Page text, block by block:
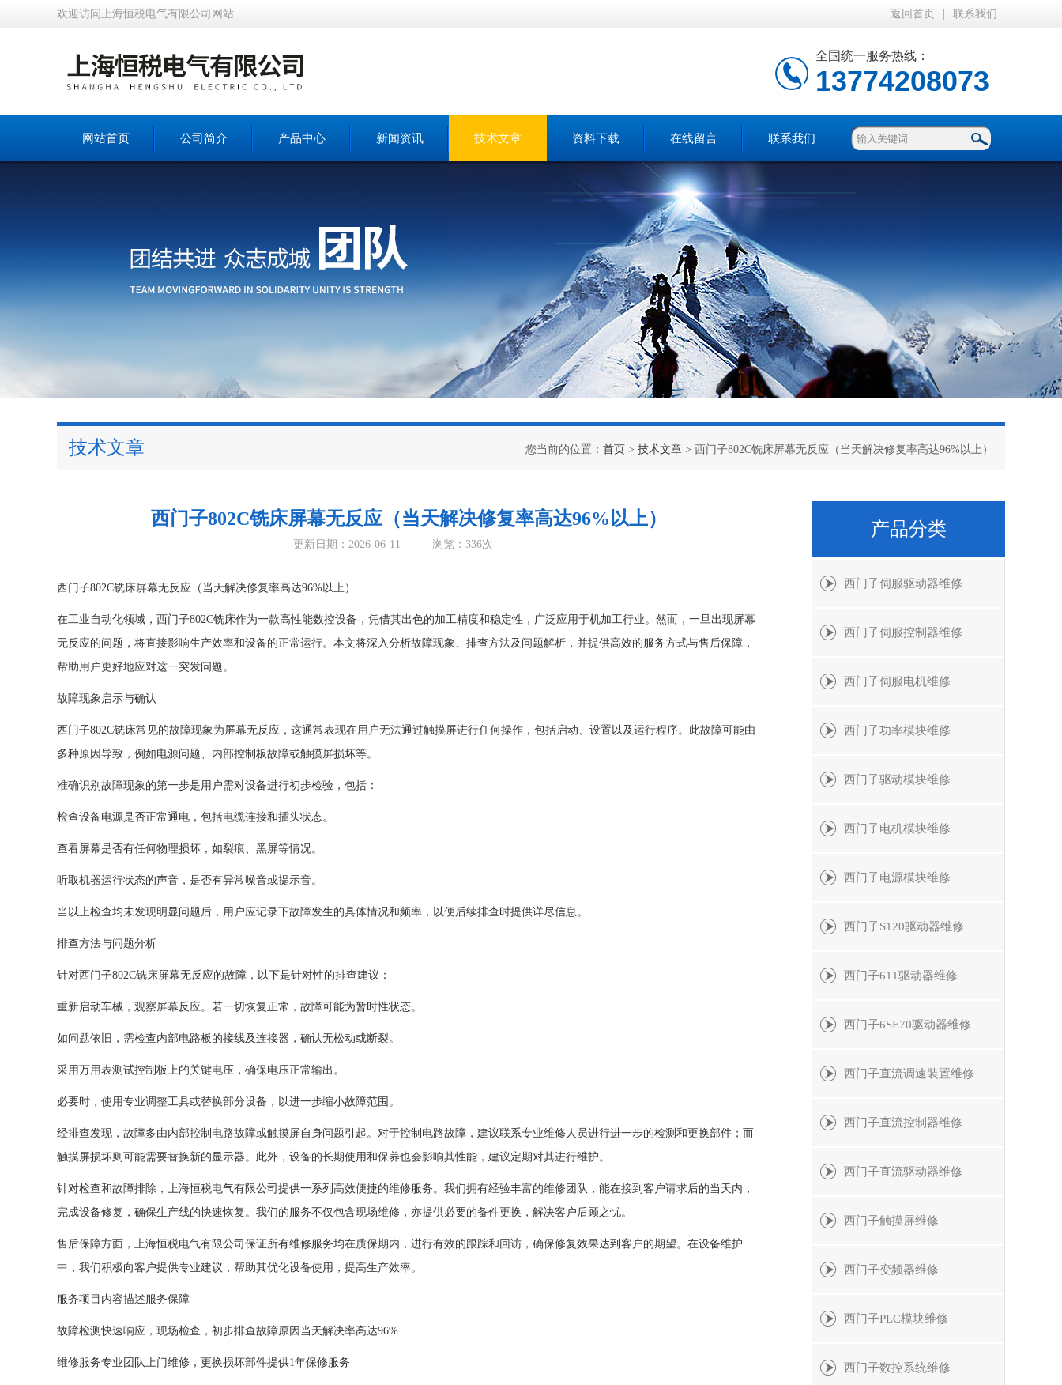
欢迎访问上海恒税电气有限公司网站 返回首页 联系我们
全国统一服务热线：
13774208073
网站首页 公司简介 产品中心 新闻资讯 技术文章 资料下载 在线留言 联系我们
技术文章 您当前的位置： 首页 > 技术文章 > 西门子802C铣床屏幕无反应（当天解决修复率高达96%以上）
西门子802C铣床屏幕无反应（当天解决修复率高达96%以上）
更新日期：2026-06-11 浏览：336次
西门子802C铣床屏幕无反应（当天解决修复率高达96%以上）
在工业自动化领域，西门子802C铣床作为一款高性能数控设备，凭借其出色的加工精度和稳定性，广泛应用于机加工行业。然而，一旦出现屏幕
无反应的问题，将直接影响生产效率和设备的正常运行。本文将深入分析故障现象、排查方法及问题解析，并提供高效的服务方式与售后保障，
帮助用户更好地应对这一突发问题。
故障现象启示与确认
西门子802C铣床常见的故障现象为屏幕无反应，这通常表现在用户无法通过触摸屏进行任何操作，包括启动、设置以及运行程序。此故障可能由
多种原因导致，例如电源问题、内部控制板故障或触摸屏损坏等。
准确识别故障现象的第一步是用户需对设备进行初步检验，包括：
检查设备电源是否正常通电，包括电缆连接和插头状态。
查看屏幕是否有任何物理损坏，如裂痕、黑屏等情况。
听取机器运行状态的声音，是否有异常噪音或提示音。
当以上检查均未发现明显问题后，用户应记录下故障发生的具体情况和频率，以便后续排查时提供详尽信息。
排查方法与问题分析
针对西门子802C铣床屏幕无反应的故障，以下是针对性的排查建议：
重新启动车械，观察屏幕反应。若一切恢复正常，故障可能为暂时性状态。
如问题依旧，需检查内部电路板的接线及连接器，确认无松动或断裂。
采用万用表测试控制板上的关键电压，确保电压正常输出。
必要时，使用专业调整工具或替换部分设备，以进一步缩小故障范围。
经排查发现，故障多由内部控制电路故障或触摸屏自身问题引起。对于控制电路故障，建议联系专业维修人员进行进一步的检测和更换部件；而
触摸屏损坏则可能需要替换新的显示器。此外，设备的长期使用和保养也会影响其性能，建议定期对其进行维护。
针对检查和故障排除，上海恒税电气有限公司提供一系列高效便捷的维修服务。我们拥有经验丰富的维修团队，能在接到客户请求后的当天内，
完成设备修复，确保生产线的快速恢复。我们的服务不仅包含现场维修，亦提供必要的备件更换，解决客户后顾之忧。
售后保障方面，上海恒税电气有限公司保证所有维修服务均在质保期内，进行有效的跟踪和回访，确保修复效果达到客户的期望。在设备维护
中，我们积极向客户提供专业建议，帮助其优化设备使用，提高生产效率。
服务项目 内容描述服务保障
故障检测快速响应，现场检查，初步排查故障原因 当天解决率高达96%
维修服务专业团队上门维修，更换损坏部件提供1年保修服务
产品分类
西门子伺服驱动器维修
西门子伺服控制器维修
西门子伺服电机维修
西门子功率模块维修
西门子驱动模块维修
西门子电机模块维修
西门子电源模块维修
西门子S120驱动器维修
西门子611驱动器维修
西门子6SE70驱动器维修
西门子直流调速装置维修
西门子直流控制器维修
西门子直流驱动器维修
西门子触摸屏维修
西门子变频器维修
西门子PLC模块维修
西门子数控系统维修